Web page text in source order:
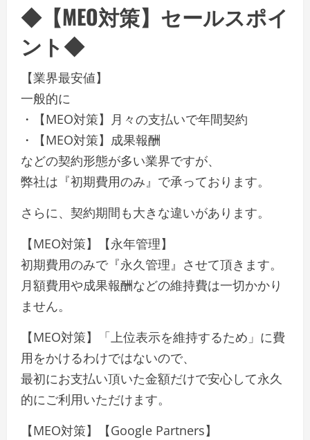
◆【MEO対策】セールスポイ
ント◆
【業界最安値】
一般的に
・【MEO対策】月々の支払いで年間契約
・【MEO対策】成果報酬
などの契約形態が多い業界ですが、
弊社は『初期費用のみ』で承っております。
さらに、契約期間も大きな違いがあります。
【MEO対策】【永年管理】
初期費用のみで『永久管理』させて頂きます。
月額費用や成果報酬などの維持費は一切かかり
ません。
【MEO対策】「上位表示を維持するため」に費
用をかけるわけではないので、
最初にお支払い頂いた金額だけで安心して永久
的にご利用いただけます。
【MEO対策】【Google Partners】